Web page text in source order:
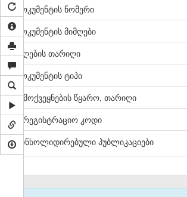
დოკუმენტის ნომერი
დოკუმენტის მიმღები
მიღების თარიღი
დოკუმენტის ტიპი
გამოქვეყნების წყარო, თარიღი
სარეგისტრაციო კოდი
კონსოლიდირებული პუბლიკაციები